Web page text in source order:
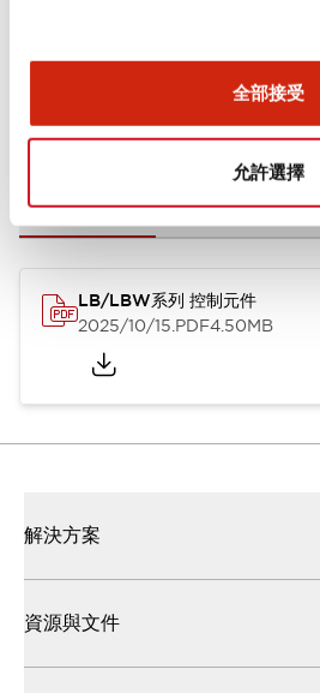
全部接受
允許選擇
文件和檔案
型錄和宣傳手冊 CAD檔 認證與標準
LB/LBW系列 控制元件
2025/10/15.PDF4.50MB
解決方案
資源與文件